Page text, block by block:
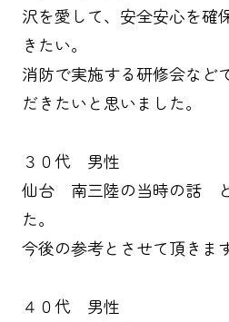
沢を愛して、安全安心を確
きたい。
消防で実施する研修会など
だきたいと思いました。
３０代 男性
仙台 南三陸の当時の話
た。
今後の参考とさせて頂きます
４０代 男性